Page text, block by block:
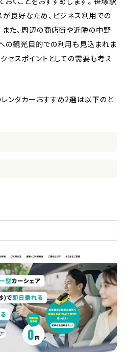
良好なため、ビジネス利用での
た、周辺の商店街や近隣の中野
の観光目的での利用も見込まれま
セスポイントとしての需要も考え
ンタカーおすすめ2選は以下のと